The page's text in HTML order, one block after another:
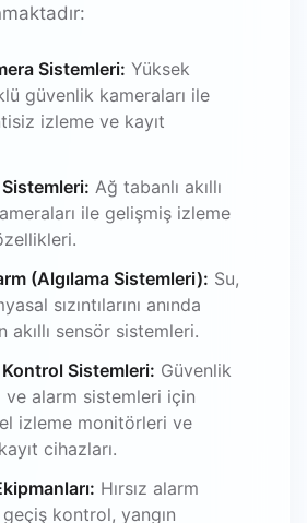
Sistemleri: Yüksek
güvenlik kameraları ile
izleme ve kayıt
Ağ tabanlı akıllı
ile gelişmiş izleme
(Algılama Sistemleri): Su,
sızıntılarını anında
akıllı sensör sistemleri.
Sistemleri: Güvenlik
ve alarm sistemleri için
izleme monitörleri ve
cihazları.
Hırsız alarm
kontrol, yangın